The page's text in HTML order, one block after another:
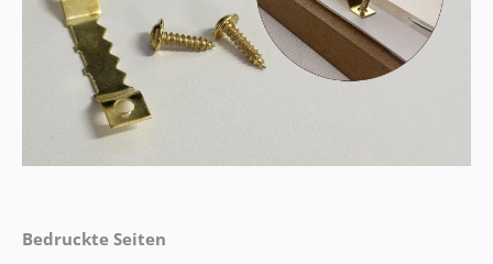
Bedruckte Seiten